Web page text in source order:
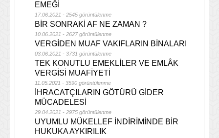
EMEĞİ
17.06.2021 - 2545 görüntülenme
BİR SONRAKİ AF NE ZAMAN ?
10.06.2021 - 2627 görüntülenme
VERGİDEN MUAF VAKIFLARIN BİNALARI
03.06.2021 - 3731 görüntülenme
TEK KONUTLU EMEKLİLER VE EMLÂK
VERGİSİ MUAFİYETİ
11.05.2021 - 3590 görüntülenme
İHRACATÇILARIN GÖTÜRÜ GİDER
MÜCADELESİ
29.04.2021 - 2975 görüntülenme
UYUMLU MÜKELLEF İNDİRİMİNDE BİR
HUKUKA AYKIRILIK